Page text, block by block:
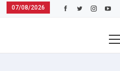
07/08/2026